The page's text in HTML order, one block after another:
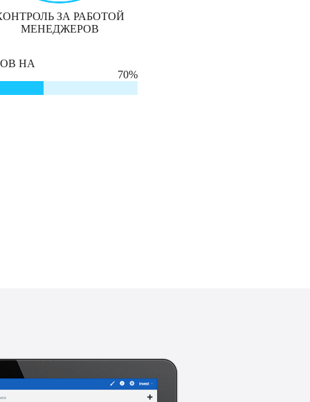
ЗА РАБОТОЙ
МЕНЕДЖЕРОВ
70%
НА